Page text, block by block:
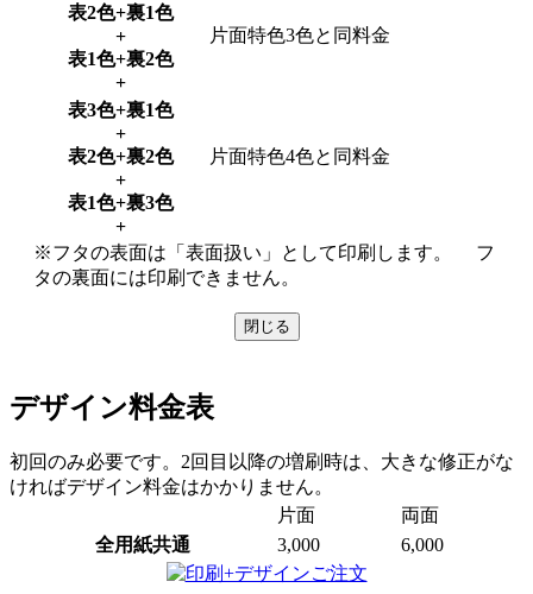
表2色+裏1色
+
表1色+裏2色
+
片面特色3色と同料金
表3色+裏1色
+
表2色+裏2色
+
表1色+裏3色
+
片面特色4色と同料金
※フタの表面は「表面扱い」として印刷します。 フ
タの裏面には印刷できません。
閉じる
デザイン料金表
初回のみ必要です。2回目以降の増刷時は、大きな修正がな
ければデザイン料金はかかりません。
片面
両面
全用紙共通
3,000 6,000